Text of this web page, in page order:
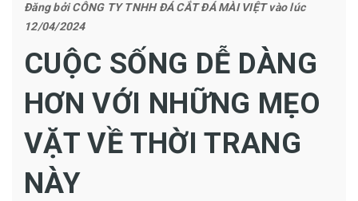
Đăng bởiCÔNG TY TNHH ĐÁ CẮT ĐÁ MÀI VIỆTvào lúc
12/04/2024
CUỘC SỐNG DỄ DÀNG
HƠN VỚI NHỮNG MẸO
VẶT VỀ THỜI TRANG
NÀY